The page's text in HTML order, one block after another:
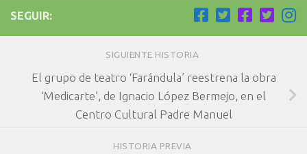
SEGUIR:
SIGUIENTE HISTORIA
El grupo de teatro ‘Farándula’ reestrena la obra
‘Medicarte’, de Ignacio López Bermejo, en el
Centro Cultural Padre Manuel
HISTORIA PREVIA